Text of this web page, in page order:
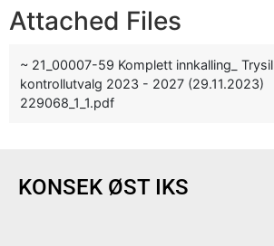
Attached Files
~ 21_00007-59 Komplett innkalling_ Trysil
kontrollutvalg 2023 - 2027 (29.11.2023)
229068_1_1.pdf
KONSEK ØST IKS